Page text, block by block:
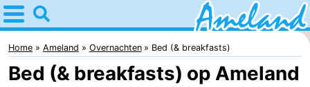
Home
Ameland
Tips
Home Ameland Overnachten Bed (& breakfasts)
Bed (& breakfasts) op Ameland